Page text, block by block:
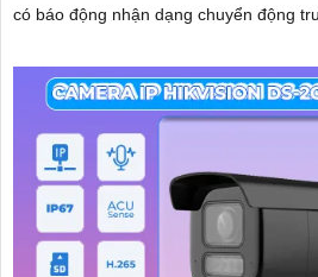
có báo động nhận dạng chuyển động
ánh sáng thấp